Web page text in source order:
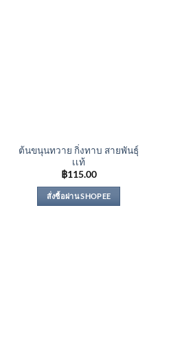
ต้นขนุนทวาย กิ่งทาบ สายพันธุ์
เเท้
฿115.00
สั่งซื้อผ่าน SHOPEE